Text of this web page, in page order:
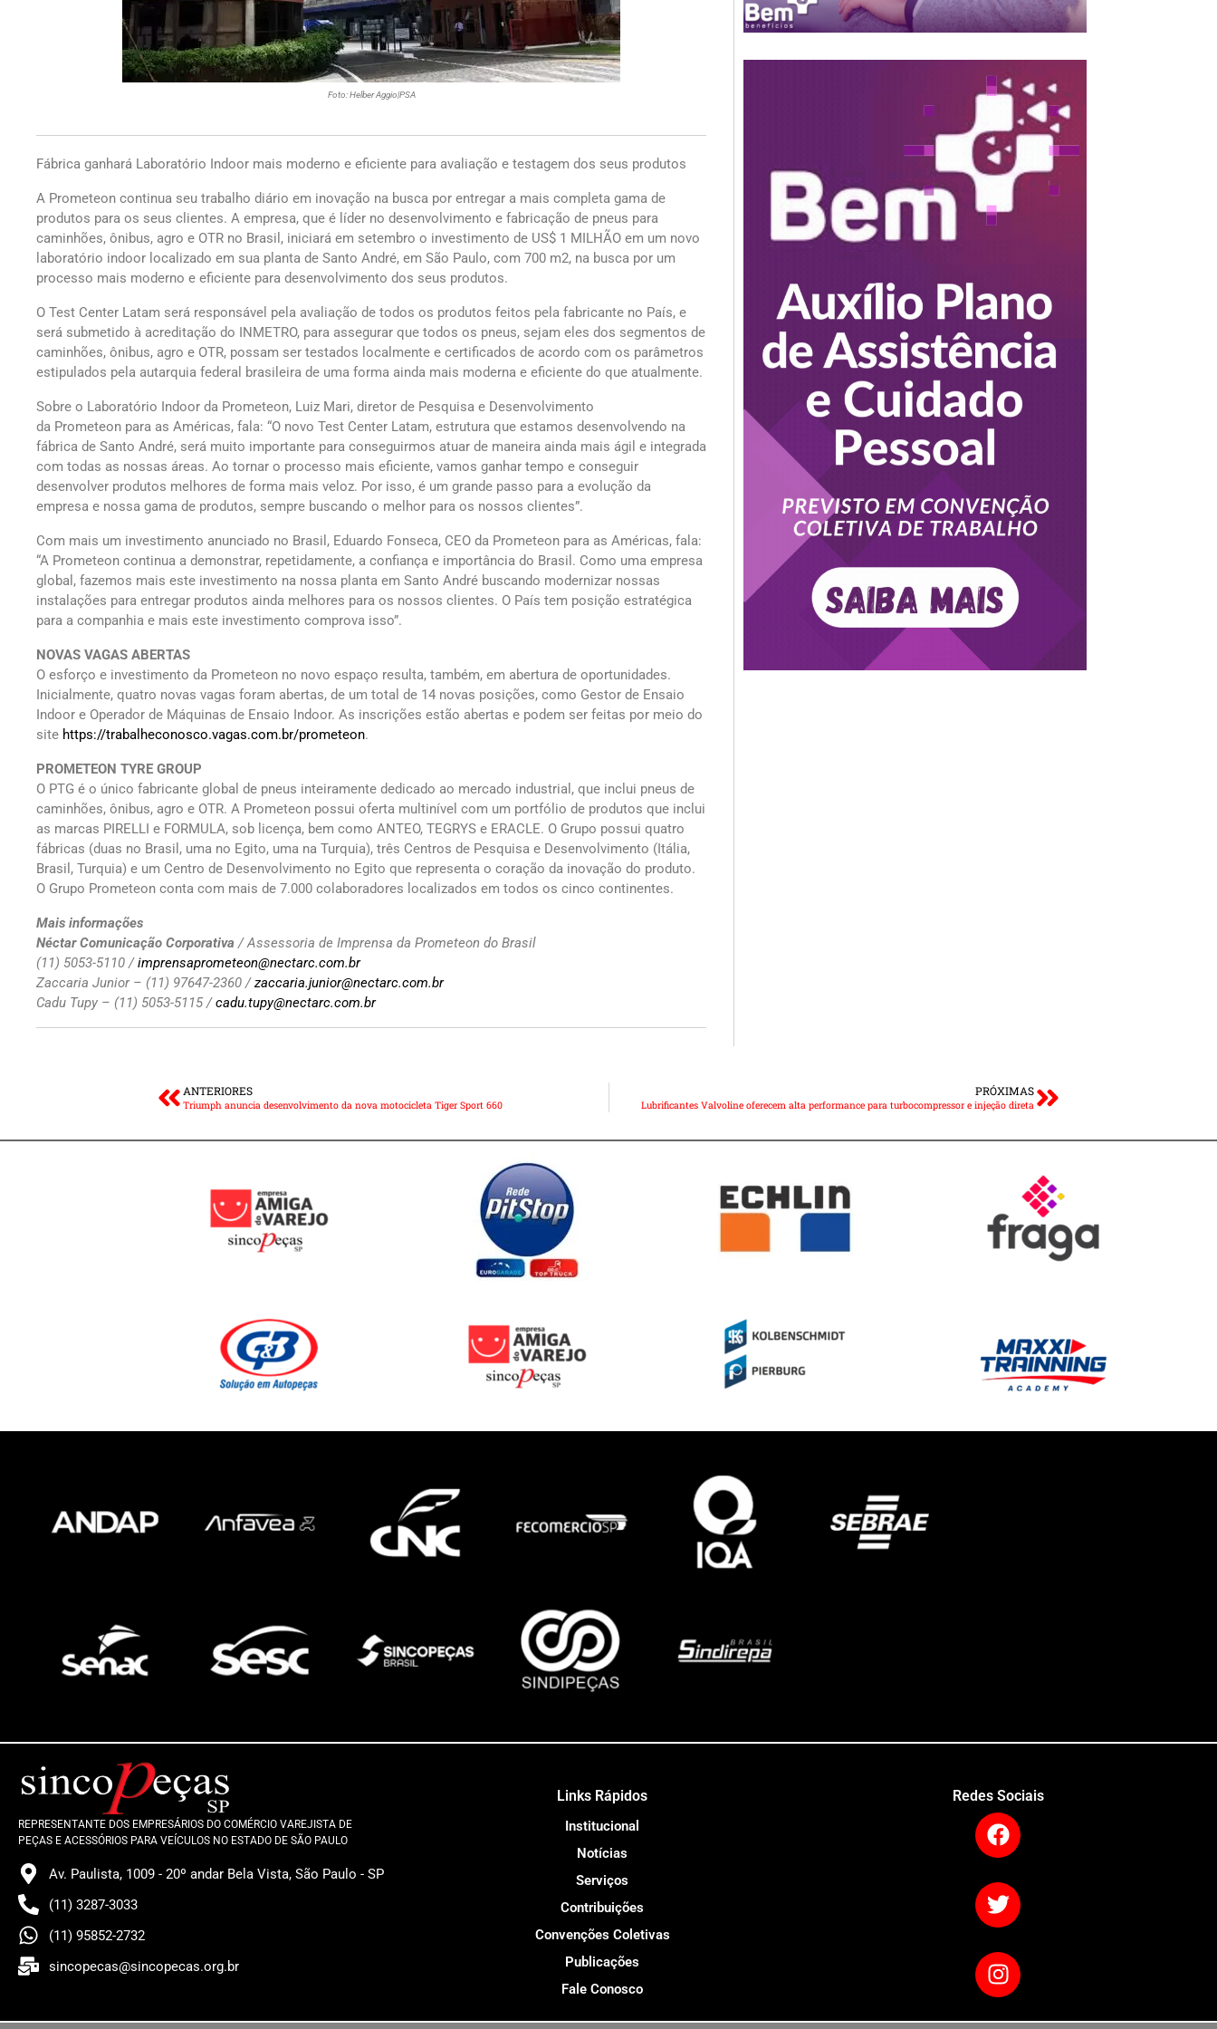
Foto: Helber Aggio|PSA
Fábrica ganhará Laboratório Indoor mais moderno e eficiente para avaliação e testagem dos seus produtos
A Prometeon continua seu trabalho diário em inovação na busca por entregar a mais completa gama de
produtos para os seus clientes. A empresa, que é líder no desenvolvimento e fabricação de pneus para
caminhões, ônibus, agro e OTR no Brasil, iniciará em setembro o investimento de US$ 1 MILHÃO em um novo
laboratório indoor localizado em sua planta de Santo André, em São Paulo, com 700 m2, na busca por um
processo mais moderno e eficiente para desenvolvimento dos seus produtos.
O Test Center Latam será responsável pela avaliação de todos os produtos feitos pela fabricante no País, e
será submetido à acreditação do INMETRO, para assegurar que todos os pneus, sejam eles dos segmentos de
caminhões, ônibus, agro e OTR, possam ser testados localmente e certificados de acordo com os parâmetros
estipulados pela autarquia federal brasileira de uma forma ainda mais moderna e eficiente do que atualmente.
Sobre o Laboratório Indoor da Prometeon, Luiz Mari, diretor de Pesquisa e Desenvolvimento
da Prometeon para as Américas, fala: “O novo Test Center Latam, estrutura que estamos desenvolvendo na
fábrica de Santo André, será muito importante para conseguirmos atuar de maneira ainda mais ágil e integrada
com todas as nossas áreas. Ao tornar o processo mais eficiente, vamos ganhar tempo e conseguir
desenvolver produtos melhores de forma mais veloz. Por isso, é um grande passo para a evolução da
empresa e nossa gama de produtos, sempre buscando o melhor para os nossos clientes”.
Com mais um investimento anunciado no Brasil, Eduardo Fonseca, CEO da Prometeon para as Américas, fala:
“A Prometeon continua a demonstrar, repetidamente, a confiança e importância do Brasil. Como uma empresa
global, fazemos mais este investimento na nossa planta em Santo André buscando modernizar nossas
instalações para entregar produtos ainda melhores para os nossos clientes. O País tem posição estratégica
para a companhia e mais este investimento comprova isso”.
NOVAS VAGAS ABERTAS
O esforço e investimento da Prometeon no novo espaço resulta, também, em abertura de oportunidades.
Inicialmente, quatro novas vagas foram abertas, de um total de 14 novas posições, como Gestor de Ensaio
Indoor e Operador de Máquinas de Ensaio Indoor. As inscrições estão abertas e podem ser feitas por meio do
site https://trabalheconosco.vagas.com.br/prometeon.
PROMETEON TYRE GROUP
O PTG é o único fabricante global de pneus inteiramente dedicado ao mercado industrial, que inclui pneus de
caminhões, ônibus, agro e OTR. A Prometeon possui oferta multinível com um portfólio de produtos que inclui
as marcas PIRELLI e FORMULA, sob licença, bem como ANTEO, TEGRYS e ERACLE. O Grupo possui quatro
fábricas (duas no Brasil, uma no Egito, uma na Turquia), três Centros de Pesquisa e Desenvolvimento (Itália,
Brasil, Turquia) e um Centro de Desenvolvimento no Egito que representa o coração da inovação do produto.
O Grupo Prometeon conta com mais de 7.000 colaboradores localizados em todos os cinco continentes.
Mais informações
Néctar Comunicação Corporativa / Assessoria de Imprensa da Prometeon do Brasil
(11) 5053-5110 /imprensaprometeon@nectarc.com.br
Zaccaria Junior – (11) 97647-2360 /zaccaria.junior@nectarc.com.br
Cadu Tupy – (11) 5053-5115 /cadu.tupy@nectarc.com.br
ANTERIORES
Triumph anuncia desenvolvimento da nova motocicleta Tiger Sport 660
PRÓXIMAS
Lubrificantes Valvoline oferecem alta performance para turbocompressor e injeção direta
REPRESENTANTE DOS EMPRESÁRIOS DO COMÉRCIO VAREJISTA DE
PEÇAS E ACESSÓRIOS PARA VEÍCULOS NO ESTADO DE SÃO PAULO
Av. Paulista, 1009 - 20º andar Bela Vista, São Paulo - SP
(11) 3287-3033
(11) 95852-2732
sincopecas@sincopecas.org.br
Links Rápidos
Institucional
Notícias
Serviços
Contribuições
Convenções Coletivas
Publicações
Fale Conosco
Redes Sociais